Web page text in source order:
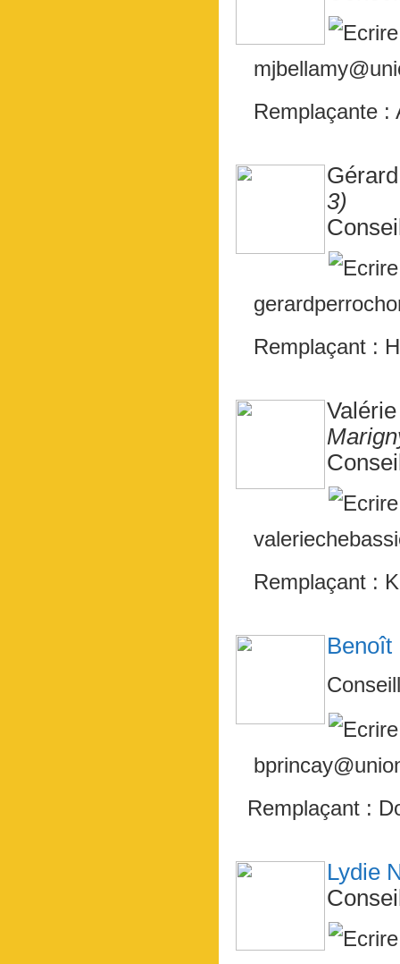
Remplaçante :
3)
Remplaçant :
Remplaçant :
Benoît
Remplaçant :
Lydie